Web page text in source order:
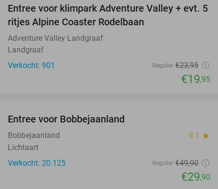
17%
Entree voor klimpark Adventure Valley + evt. 5
ritjes Alpine Coaster Rodelbaan
Adventure Valley Landgraaf
Landgraaf
Verkocht: 901
Regulier €23,95
€19,95
Entree voor Bobbejaanland
Bobbejaanland 9.1 star
Lichtaart
Verkocht: 20.125
Regulier €49,90
€29,90